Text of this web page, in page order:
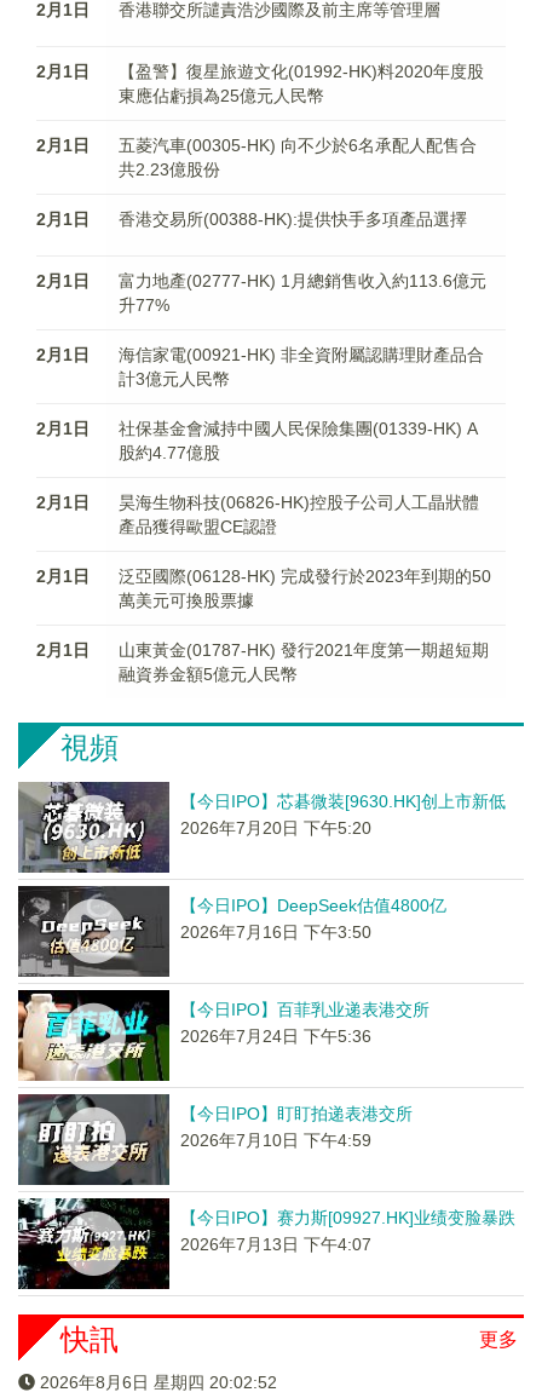
2月1日 香港聯交所譴責浩沙國際及前主席等管理層
2月1日
【盈警】復星旅遊文化(01992-HK)料2020年度股
東應佔虧損為25億元人民幣
2月1日
五菱汽車(00305-HK) 向不少於6名承配人配售合
共2.23億股份
2月1日 香港交易所(00388-HK):提供快手多項產品選擇
2月1日
富力地產(02777-HK) 1月總銷售收入約113.6億元
升77%
2月1日
海信家電(00921-HK) 非全資附屬認購理財產品合
計3億元人民幣
2月1日
社保基金會減持中國人民保險集團(01339-HK) A
股約4.77億股
2月1日
昊海生物科技(06826-HK)控股子公司人工晶狀體
產品獲得歐盟CE認證
2月1日
泛亞國際(06128-HK) 完成發行於2023年到期的50
萬美元可換股票據
2月1日
山東黃金(01787-HK) 發行2021年度第一期超短期
融資券金額5億元人民幣
視頻
【今日IPO】芯碁微装[9630.HK]创上市新低
2026年7月20日 下午5:20
【今日IPO】DeepSeek估值4800亿
2026年7月16日 下午3:50
【今日IPO】百菲乳业递表港交所
2026年7月24日 下午5:36
【今日IPO】盯盯拍递表港交所
2026年7月10日 下午4:59
【今日IPO】赛力斯[09927.HK]业绩变脸暴跌
2026年7月13日 下午4:07
更多
快訊
2026年8月6日 星期四 20:02:52